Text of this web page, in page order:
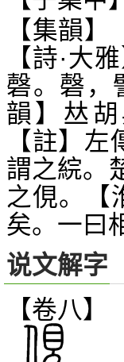
【集韻】
【詩·大
磬。磬
韻】 𠀤
【註】
謂之綄。
之俔。【
矣。一曰
说文解字
【卷八】